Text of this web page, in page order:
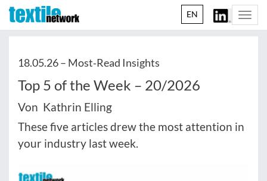
EN
18.05.26 – Most‑Read Insights
Top 5 of the Week – 20/2026
Von Kathrin Elling
These five articles drew the most attention in
your industry last week.